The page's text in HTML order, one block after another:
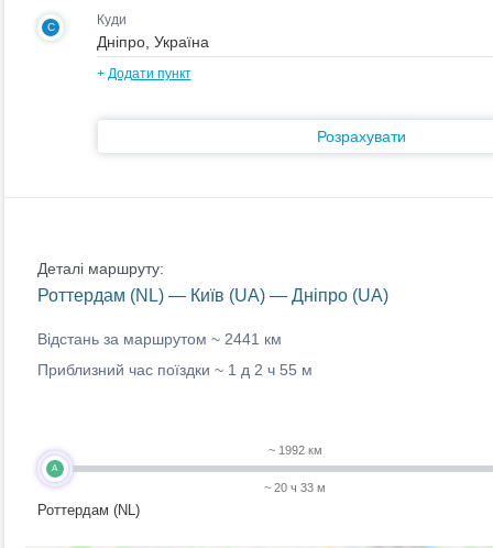
C Куди
+ Додати пункт
Розрахувати
Деталі маршруту:
Роттердам (NL) — Київ (UA) — Дніпро (UA)
Відстань за маршрутом ~ 2441 км
Приблизний час поїздки ~ 1 д 2 ч 55 м
A
Роттердам (NL)
~ 1992 км
~ 20 ч 33 м